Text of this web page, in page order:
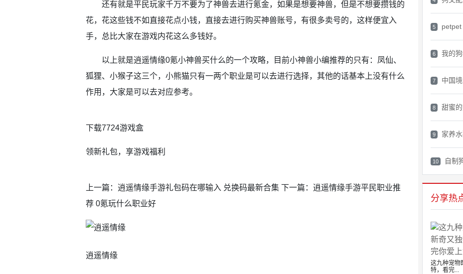
还有就是平民玩家千万不要为了神兽去进行氪金，如果是想要神兽，但是不想要攒钱的
花，花这些钱不如直接花点小钱，直接去进行购买神兽账号，有很多卖号的，这样便宜入
手，总比大家在游戏内花这么多钱好。
以上就是逍遥情缘0氪小神兽买什么的一个攻略，目前小神兽小编推荐的只有：凤仙、
狐狸、小猴子这三个，小熊猫只有一两个职业是可以去进行选择，其他的话基本上没有什么
作用，大家是可以去对应参考。
下载7724游戏盒
领新礼包，享游戏福利
上一篇：逍遥情缘手游礼包码在哪输入 兑换码最新合集 下一篇：逍遥情缘手游平民职业推
荐 0氪玩什么职业好
逍遥情缘
5 petpet
6 我的
7 中国
8 甜蜜
9 家养
10 自制
分享热
这九种宠物
特，看完...